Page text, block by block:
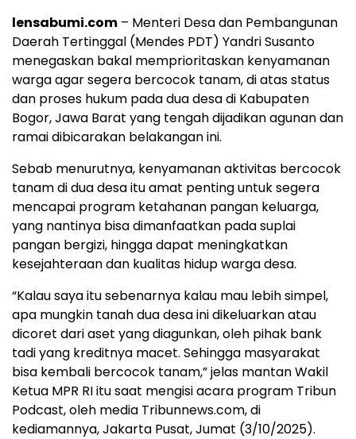
lensabumi.com – Menteri Desa dan Pembangunan
Daerah Tertinggal (Mendes PDT) Yandri Susanto
menegaskan bakal memprioritaskan kenyamanan
warga agar segera bercocok tanam, di atas status
dan proses hukum pada dua desa di Kabupaten
Bogor, Jawa Barat yang tengah dijadikan agunan dan
ramai dibicarakan belakangan ini.
Sebab menurutnya, kenyamanan aktivitas bercocok
tanam di dua desa itu amat penting untuk segera
mencapai program ketahanan pangan keluarga,
yang nantinya bisa dimanfaatkan pada suplai
pangan bergizi, hingga dapat meningkatkan
kesejahteraan dan kualitas hidup warga desa.
“Kalau saya itu sebenarnya kalau mau lebih simpel,
apa mungkin tanah dua desa ini dikeluarkan atau
dicoret dari aset yang diagunkan, oleh pihak bank
tadi yang kreditnya macet. Sehingga masyarakat
bisa kembali bercocok tanam,” jelas mantan Wakil
Ketua MPR RI itu saat mengisi acara program Tribun
Podcast, oleh media Tribunnews.com, di
kediamannya, Jakarta Pusat, Jumat (3/10/2025).